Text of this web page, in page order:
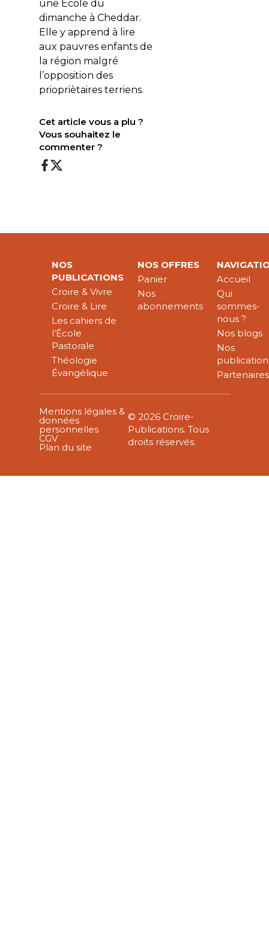
une Ecole du
dimanche à Cheddar.
Elle y apprend à lire
aux pauvres enfants de
la région malgré
l’opposition des
priopriètaires terriens.
Cet article vous a plu ?
Vous souhaitez le
commenter ?
NOS
PUBLICATIONS
Croire & Vivre
Croire & Lire
Les cahiers de
l’École
Pastorale
Théologie
Évangélique
NOS OFFRES
Panier
Nos
abonnements
Accueil
Qui
sommes-
nous ?
Nos blogs
Nos
Partenaires
Mentions légales &
données
personnelles
CGV
Plan du site
© 2026 Croire-
Publications. Tous
droits réservés.